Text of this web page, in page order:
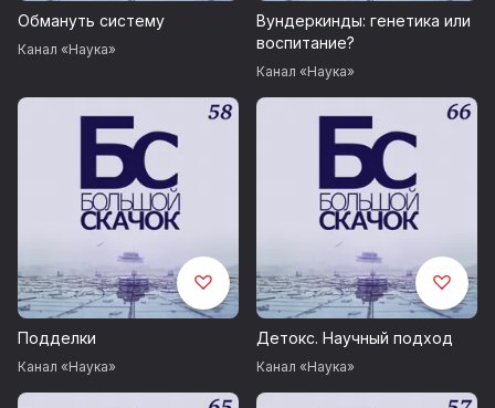
Обмануть систему
Канал «Наука»
Вундеркинды: генетика или
воспитание?
Канал «Наука»
Подделки
Канал «Наука»
Детокс. Научный подход
Канал «Наука»